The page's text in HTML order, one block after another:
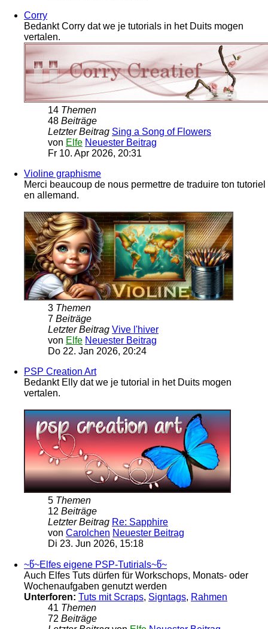
Corry
Bedankt Corry dat we je tutorials in het Duits mogen
vertalen.
14 Themen
48 Beiträge
Letzter Beitrag Sing a Song of Flowers
von Elfe Neuester Beitrag
Fr 10. Apr 2026, 20:31
Violine graphisme
Merci beaucoup de nous permettre de traduire ton tutoriel
en allemand.
3 Themen
7 Beiträge
Letzter Beitrag Vive l'hiver
von Elfe Neuester Beitrag
Do 22. Jan 2026, 20:24
PSP Creation Art
Bedankt Elly dat we je tutorial in het Duits mogen
vertalen.
5 Themen
12 Beiträge
Letzter Beitrag Re: Sapphire
von Carolchen Neuester Beitrag
Di 23. Jun 2026, 15:18
~წ~Elfes eigene PSP-Tutirials~წ~
Auch Elfes Tuts dürfen für Workschops, Monats- oder
Wochenaufgaben genutzt werden
Unterforen: Tuts mit Scraps, Signtags, Rahmen
41 Themen
72 Beiträge